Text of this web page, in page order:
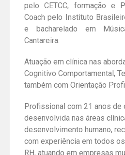
pelo CETCC, formação e
Coach pelo Instituto
e bacharelado em
Cantareira.
Atuação em clínica nas
Cognitivo Comportamental,
também com Orientação
Profissional com 21 anos de
desenvolvida nas áreas
desenvolvimento humano,
com experiência em todos
RH, atuando em empresas